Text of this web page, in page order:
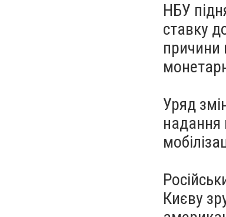
НБУ
ставку
причини
Уряд
надання
Києву